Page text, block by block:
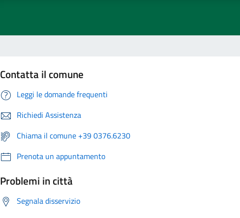
Contatta il comune
Leggi le domande frequenti
Richiedi Assistenza
Chiama il comune +39 0376.6230
Prenota un appuntamento
Problemi in città
Segnala disservizio